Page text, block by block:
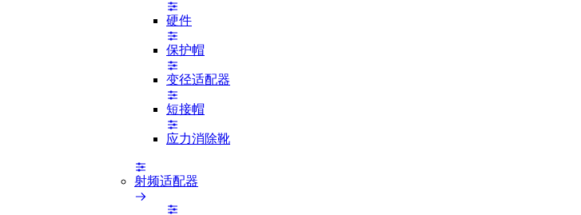
硬件
保护帽
变径适配器
短接帽
应力消除靴
射频适配器